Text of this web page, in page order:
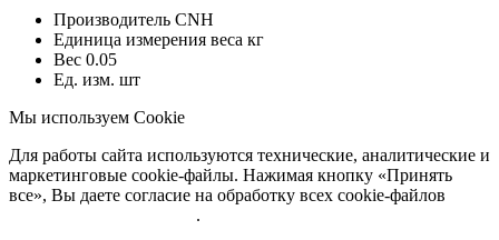
Производитель CNH
Единица измерения веса кг
Вес 0.05
Ед. изм. шт
Мы используем Cookie
Для работы сайта используются технические, аналитические и
маркетинговые cookie-файлы. Нажимая кнопку «Принять
все», Вы даете согласие на обработку всех cookie-файлов
.